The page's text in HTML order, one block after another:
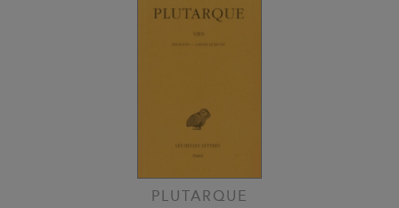
PLUTARQUE